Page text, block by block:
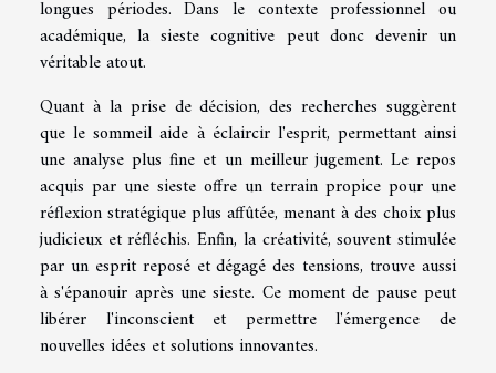
longues périodes. Dans le contexte professionnel ou
académique, la sieste cognitive peut donc devenir un
véritable atout.
Quant à la prise de décision, des recherches suggèrent
que le sommeil aide à éclaircir l'esprit, permettant ainsi
une analyse plus fine et un meilleur jugement. Le repos
acquis par une sieste offre un terrain propice pour une
réflexion stratégique plus affûtée, menant à des choix plus
judicieux et réfléchis. Enfin, la créativité, souvent stimulée
par un esprit reposé et dégagé des tensions, trouve aussi
à s'épanouir après une sieste. Ce moment de pause peut
libérer l'inconscient et permettre l'émergence de
nouvelles idées et solutions innovantes.